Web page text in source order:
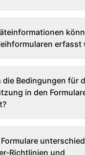
erfasst
die Bedingungen für
in den
Richtlinien und